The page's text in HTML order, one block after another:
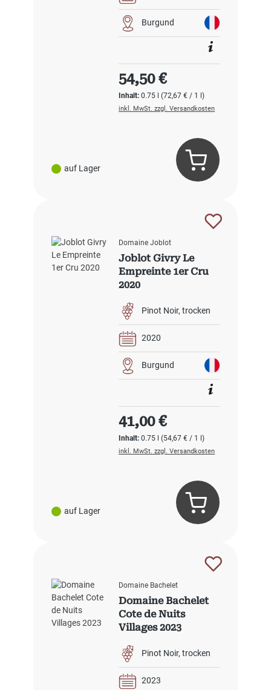
auf Lager
Burgund
Inhalt:0.75 l(72,67 € / 1 l)
Regulärer Preis:
54,50 €
inkl. MwSt. zzgl. Versandkosten
auf Lager
Domaine Joblot
Joblot Givry Le
Empreinte 1er Cru
2020
Pinot Noir trocken
2020
Burgund
Inhalt:0.75 l(54,67 € / 1 l)
Regulärer Preis:
41,00 €
inkl. MwSt. zzgl. Versandkosten
Domaine Bachelet
Domaine Bachelet
Cote de Nuits
Villages 2023
Pinot Noir trocken
2023